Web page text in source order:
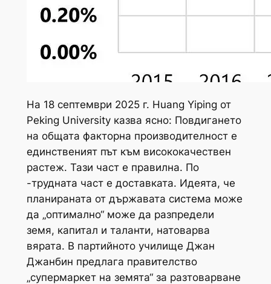
На 18 септември 2025 г. Huang Yiping от
Peking University казва ясно: Повдигането
на общата факторна производителност е
единственият път към висококачествен
растеж. Тази част е правилна. По
-трудната част е доставката. Идеята, че
планираната от държавата система може
да „оптимално“ може да разпредели
земя, капитал и таланти, натоварва
вярата. В партийното училище Джан
Джанбин предлага правителство
„супермаркет на земята“ за разтоварване